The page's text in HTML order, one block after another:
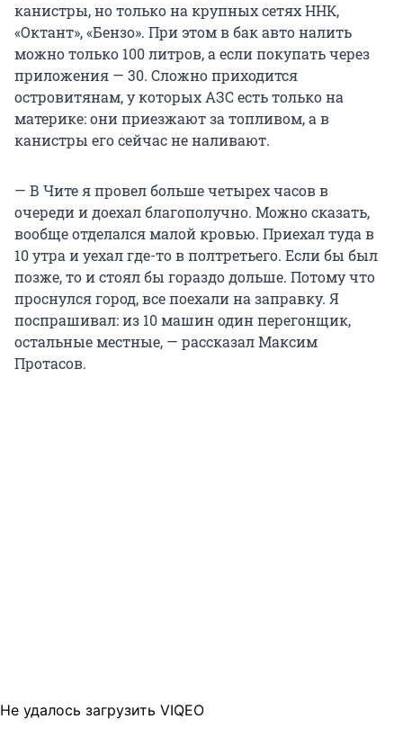
канистры, но только на крупных сетях ННК,
«Октант», «Бензо». При этом в бак авто налить
можно только 100 литров, а если покупать через
приложения — 30. Сложно приходится
островитянам, у которых АЗС есть только на
материке: они приезжают за топливом, а в
канистры его сейчас не наливают.
— В Чите я провел больше четырех часов в
очереди и доехал благополучно. Можно сказать,
вообще отделался малой кровью. Приехал туда в
10 утра и уехал где-то в полтретьего. Если бы был
позже, то и стоял бы гораздо дольше. Потому что
проснулся город, все поехали на заправку. Я
поспрашивал: из 10 машин один перегонщик,
остальные местные, — рассказал Максим
Протасов.
Не удалось загрузить VIQEO